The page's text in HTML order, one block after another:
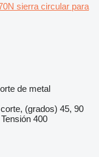
sierra circular para
de metal
(grados) 45, 90
Tensión 400